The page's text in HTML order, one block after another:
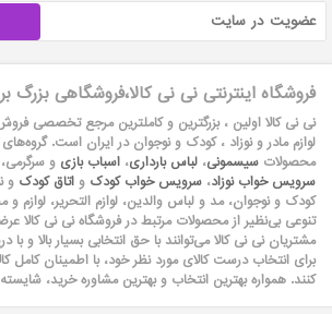
فروشگاه اینترنتی نی نی کالا،فروشگاهی بزرگ
نی نی کالا اولین ، بزرگترین و کاملترین مرجع تخصصی
لوازم مادر و نوزاد ، کودک و نوجوان در ایران است. گروه‏‏‌های
محصولات سیسمونی، لباس بارداری، اسباب بازی و
سرویس خواب نوزاد، سرویس خواب کودک و اتاق کودک و
کودک و نوجوان، مد و لباس والدین، لوازم التحریر، لوازم و
تنوعی بی‌نظیر از محصولات مرتبط در فروشگاه نی نی کالا
مشتریان نی نی‌ کالا می‏‏‌توانند با حق انتخابی بسیار بالا و
برای انتخاب درست کالای مورد نظر خود، با اطمینان کامل
کنند. همواره بهترین انتخاب و بهترین مشاوره خرید،